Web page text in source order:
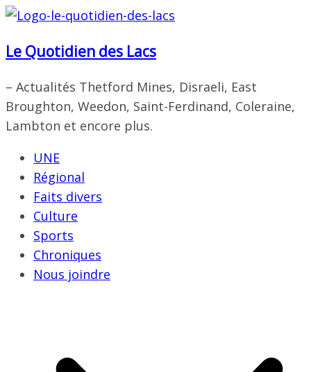
Passer
contenu
Le Quotidien des Lacs
– Actualités Thetford Mines, Disraeli, East
Broughton, Weedon, Saint-Ferdinand, Coleraine,
Lambton et encore plus.
UNE
Régional
Faits divers
Culture
Sports
Chroniques
Nous joindre